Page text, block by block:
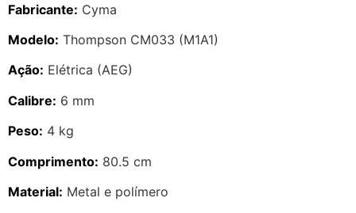
Fabricante: Cyma
Modelo: Thompson CM033 (M1A1)
Ação: Elétrica (AEG)
Calibre: 6 mm
Peso: 4 kg
Comprimento: 80.5 cm
Material: Metal e polímero